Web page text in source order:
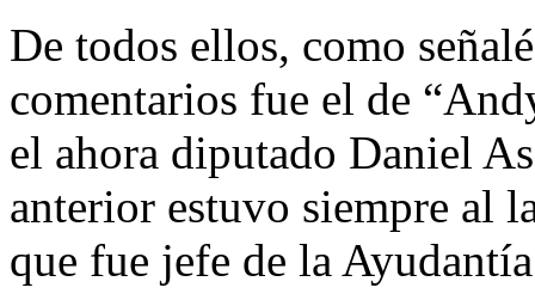
De todos ellos, como
comentarios fue el de
el ahora diputado Daniel
anterior estuvo siempre al
que fue jefe de la